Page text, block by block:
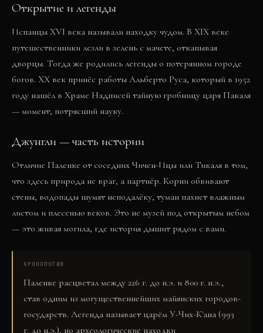
Открытие и легенды
Испанцы XVI века называли находку чудом. В XIX веке
путешественники лезли в зелень с мачете, откапывая
дворцы. Тогда же родились легенды о потерянном городе
богов. XX век принёс работы Альберто Руса, который в 1952
году нашёл в Храме Надписей тайную гробницу царя Пакаля
— момент, потрясший науку.
Джунгли — часть истории
Отличие Паленке от соседних Чичен-Ицы или Тикаля в том,
что здесь природа не враг, а партнёр. Корни обвивают
стены, водопады шумят неподалёку, туман пахнет влажным
листом и плесенью веков. Это не музей под открытым небом
— это живая могила, где история дышит рядом с вами.
ХРОНОЛОГИЯ
Паленке расцветал между 226 г. до н.э. и 800 г. н.э.,
став одним из могущественнейших майянских городов-
государств. Легенда называет царём У-Чих-К'ана (993
г. до н.э.), но археологические находки